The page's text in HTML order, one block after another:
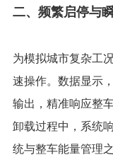
二、频繁启停与
为模拟城市复杂工
速操作。数据显示
输出，精准响应整
卸载过程中，系统
统与整车能量管理